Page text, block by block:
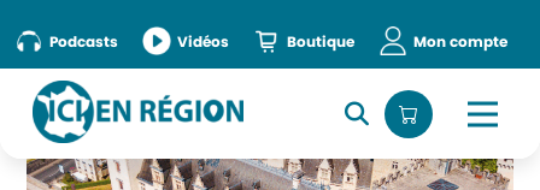
Podcasts Vidéos Boutique Mon compte